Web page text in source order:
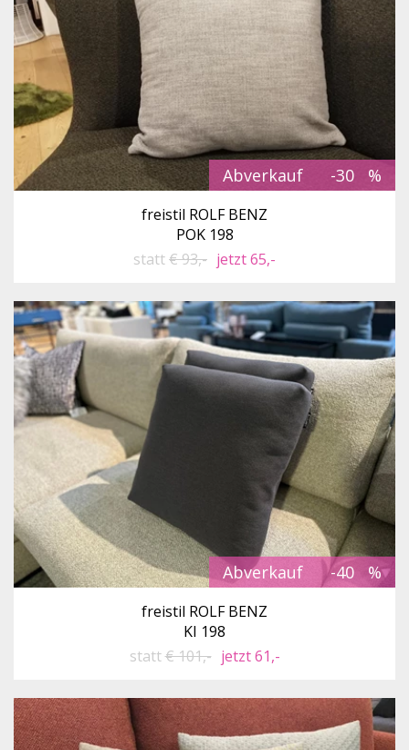
Abverkauf -30
freistil ROLF BENZ
POK 198
statt€ 93,- jetzt 65,-
Abverkauf -40
freistil ROLF BENZ
KI 198
statt€ 101,- jetzt 61,-